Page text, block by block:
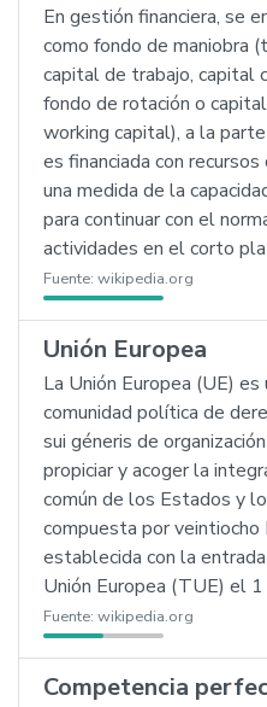
En gestión financiera, se
como fondo de maniobra
capital de trabajo, capital
fondo de rotación o
working capital), a la
es financiada con
una medida de la
para continuar con el
actividades en el corto
Fuente: wikipedia.org
Unión Europea
La Unión Europea (UE) es
comunidad política de
sui géneris de
propiciar y acoger la
común de los Estados y
compuesta por
establecida con la
Unión Europea (TUE) el
Fuente: wikipedia.org
Competencia